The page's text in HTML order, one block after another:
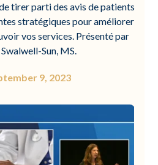
tirer parti des avis de patients
stratégiques pour améliorer
vos services. Présenté par
Sun, MS.
9, 2023